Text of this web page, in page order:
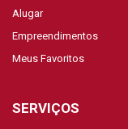
Alugar
Empreendimentos
Meus Favoritos
SERVIÇOS